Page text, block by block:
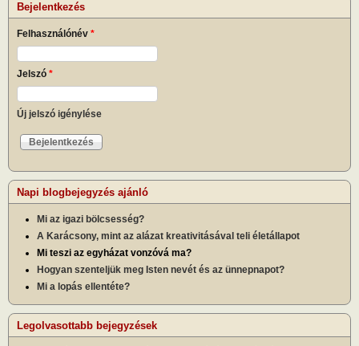
Bejelentkezés
Felhasználónév *
Jelszó *
Új jelszó igénylése
Napi blogbejegyzés ajánló
Mi az igazi bölcsesség?
A Karácsony, mint az alázat kreativitásával teli életállapot
Mi teszi az egyházat vonzóvá ma?
Hogyan szenteljük meg Isten nevét és az ünnepnapot?
Mi a lopás ellentéte?
Legolvasottabb bejegyzések